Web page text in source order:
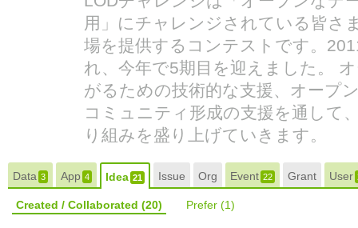
用」にチャレンジされている皆さ
場を提供するコンテストです。
れ、今年で5期目を迎えました。
がるための技術的な支援、オープ
コミュニティ形成の支援を通して
り組みを盛り上げていきます。
Data3 App4 Idea21 Issue Org Event22 Grant User
Created / Collaborated (20) Prefer (1)